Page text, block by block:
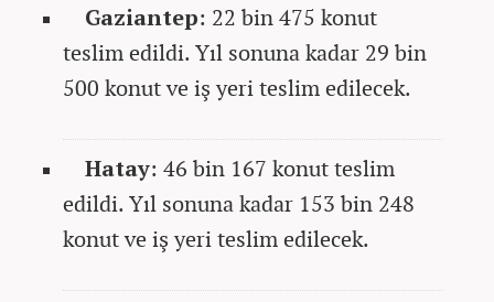
Gaziantep: 22 bin 475 konut
teslim edildi. Yıl sonuna kadar 29 bin
500 konut ve iş yeri teslim edilecek.
Hatay: 46 bin 167 konut teslim
edildi. Yıl sonuna kadar 153 bin 248
konut ve iş yeri teslim edilecek.